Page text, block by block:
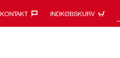
KONTAKT‎ INDKØBSKURV